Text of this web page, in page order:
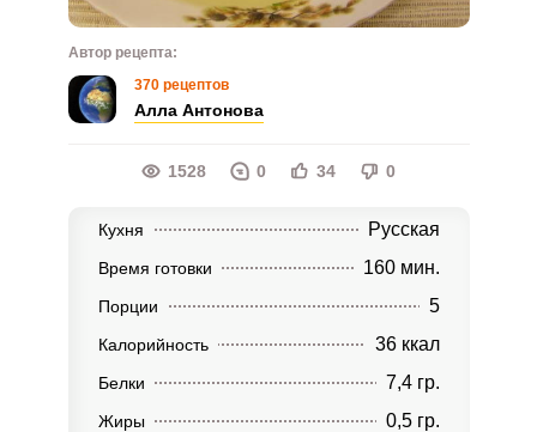
Автор рецепта:
370 рецептов
Алла Антонова
1528 0 34 0
Кухня Русская
Время готовки 160 мин.
Порции 5
Калорийность 36 ккал
Белки 7,4 гр.
Жиры 0,5 гр.